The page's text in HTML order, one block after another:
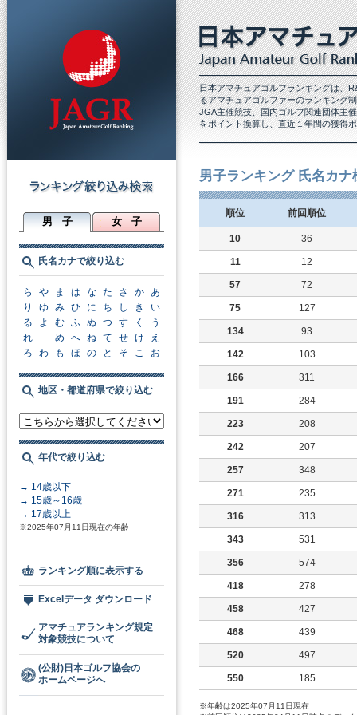
男 子 女 子
氏名カナで絞り込む
ら や ま は な た さ か あ
り
ゆ み ひ に ち し き
い
る
よ む ふ ぬ つ す く
う
れ
め へ ね て せ け
え
ろ
わ も ほ の と そ こ お
地区・都道府県で絞り込む
年代で絞り込む
→ 14歳以下
→ 15歳～16歳
→ 17歳以上
※2025年07月11日現在の年齢
ランキング順に表示する
Excelデータ ダウンロード
アマチュアランキング規定
対象競技について
(公財)日本ゴルフ協会の
ホームページへ
日本アマチュアゴルフランキングは、
るアマチュアゴルファーのランキング
JGA主催競技、国内ゴルフ関連団体主
をポイント換算し、直近１年間の獲得
男子ランキング 氏名カ
順位 前回順位
10 36
11 12
57 72
75 127
134 93
142 103
166 311
191 284
223 208
242 207
257 348
271 235
316 313
343 531
356 574
418 278
458 427
468 439
520 497
550 185
※年齢は2025年07月11日現在